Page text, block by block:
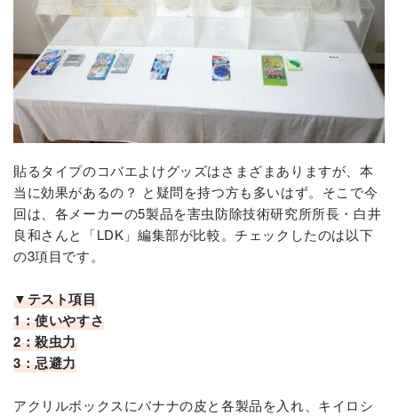
貼るタイプのコバエよけグッズはさまざまありますが、本
当に効果があるの？ と疑問を持つ方も多いはず。そこで今
回は、各メーカーの5製品を害虫防除技術研究所所長・白井
良和さんと「LDK」編集部が比較。チェックしたのは以下
の3項目です。
▼テスト項目
1：使いやすさ
2：殺虫力
3：忌避力
アクリルボックスにバナナの皮と各製品を入れ、キイロシ